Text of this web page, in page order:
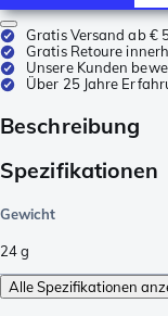
Gratis Versand ab €
Gratis Retoure
Unsere Kunden
Über 25 Jahre
Beschreibung
Spezifikationen
Gewicht
24g
Alle Spezifikationen